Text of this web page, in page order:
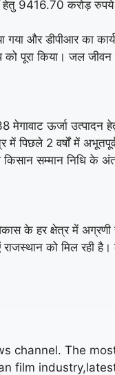
हेतु 9416.70 करोड़
और डीपीआर का
पूरा किया। जल
ऊर्जा उत्पादन
में पिछले 2 वर्षों में
किसान सम्मान निधि
के हर क्षेत्र में
को मिल रही
channel. The
film